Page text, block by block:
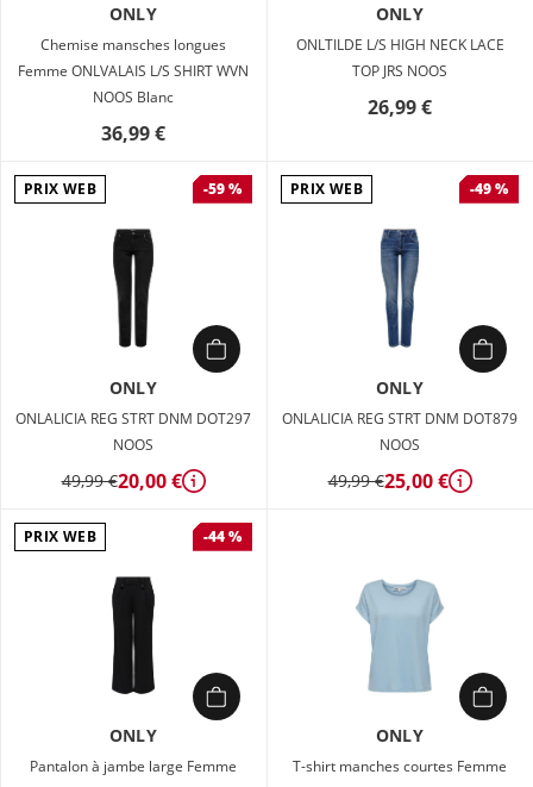
ONLY
Chemise mansches longues
Femme ONLVALAIS L/S SHIRT WVN
NOOS Blanc
36,99 €
ONLY
ONLTILDE L/S HIGH NECK LACE
TOP JRS NOOS
26,99 €
PRIX WEB -59 %
ONLY
ONLALICIA REG STRT DNM DOT297
NOOS
49,99 €20,00 € Détails
PRIX WEB -49 %
ONLY
ONLALICIA REG STRT DNM DOT879
NOOS
49,99 €25,00 € Détails
PRIX WEB -44 %
ONLY
Pantalon à jambe large Femme
ONLY
T-shirt manches courtes Femme